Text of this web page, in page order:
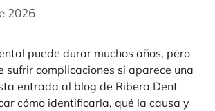
2026
puede durar muchos años, pero
sufrir complicaciones si aparece una
entrada al blog de Ribera Dent
cómo identificarla, qué la causa y